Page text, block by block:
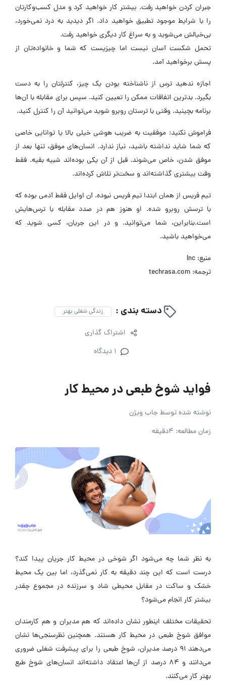
جبران کردن خواهید رفت. بیشتر کار خواهید کرد و مدل کسب‌و‌کارتان
را با شرایط موجود تطبیق خواهید داد. اگر دیدید به درد نمی‌خورد،
بی‌خیالش می‌شوید و به سراغ کار دیگری خواهید رفت.
تحمل شکست آسان نیست اما چیزیست که شما و خانواده‌تان از
پسش برخواهید آمد.
اجازه ندهید ترس از ناشناخته‌ بودن یک چیز، کنترلتان را به دست
بگیرد. بدترین اتفاقات ممکن را تعیین کنید. سپس برای مقابله با آن‌ها
برنامه بچینید. وقتی با ترستان روبرو شوید می‌توانید آن را کنترل کنید.
فراموش نکنید: موفقیت به ضریب هوشی خیلی بالا یا توانایی خاصی
که شما شاید نداشته باشید، نیاز ندارد. انسان‌های موفق، تنها بعد از
موفق شدن، خاص می‌شوند. قبل از آن یکی بوده‌اند شبیه بقیه. فقط
وقت بیشتری گذاشته‌اند و سخت‌تر تلاش کرده‌اند.
تیم فریس از همان ابتدا تیم فریس نبوده. آن اوایل فقط آدمی بوده که
با ترسش روبرو شده. او هنوز هم در صدد مقابله با ترس‌هایش
است.بنابراین، شما می‌توانید. و در این جریان، کسی شوید که
می‌خواهید باشید.
منبع: Inc
ترجمه: techrasa.com
دسته بندی : زندگی شغلی بهتر
اشتراک گذاری
1 دیدگاه
فواید شوخ طبعی در محیط کار
نوشته شده توسطجاب ویژن
زمان مطالعه: 4دقیقه
به نظر شما چه می‌شود اگر شوخی در محیط کار جریان پیدا کند؟
درست است که این چند دقیقه به کار نمی‌گذرد، اما بین یک محیط
خشک و ساکت در مقابل محیطی شاد و سرزنده در مجموع چقدر
بیشتر کار انجام می‌شود؟
تحقیقات مختلف اینطور نشان داده‌اند که هم مدیران و هم کارمندان
موافق شوخ طبعی در محیط کار هستند. همچنین نظرسنجی‌ها نشان
می‌دهند ۹۱ درصد مدیران، شوخ طبعی را برای پیشرفت شغلی ضروری
می‌دانند و ۸۴ درصد از آن‌ها اعتقاد داشته‎‌اند انسان‌های شوخ طبع
بهتر کار می‌کنند.